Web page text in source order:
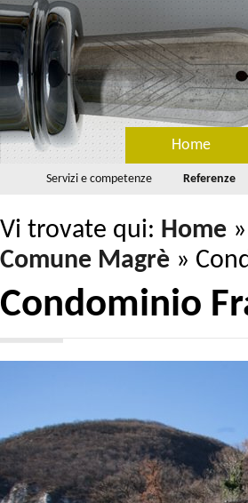
Home
Servizi e competenze Referenze
Vi trovate qui: Home »
Comune Magrè »
Condominio